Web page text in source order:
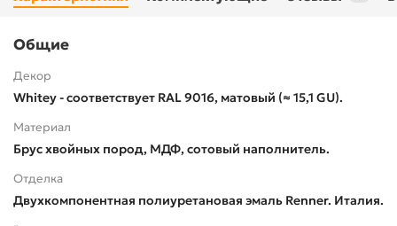
Общие
Декор
Whitey - соответствует RAL 9016, матовый (≈ 15,1 GU).
Материал
Брус хвойных пород, МДФ, сотовый наполнитель.
Отделка
Двухкомпонентная полиуретановая эмаль Renner. Италия.